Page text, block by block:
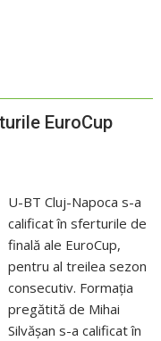
EuroCup
U-BT Cluj-Napoca s-a
calificat în sferturile de
finală ale EuroCup,
pentru al treilea sezon
consecutiv. Formația
pregătită de Mihai
Silvășan s-a calificat în